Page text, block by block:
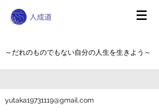
～だれのものでもない自分の人生を生きよう～
yutaka19731119@gmail.com